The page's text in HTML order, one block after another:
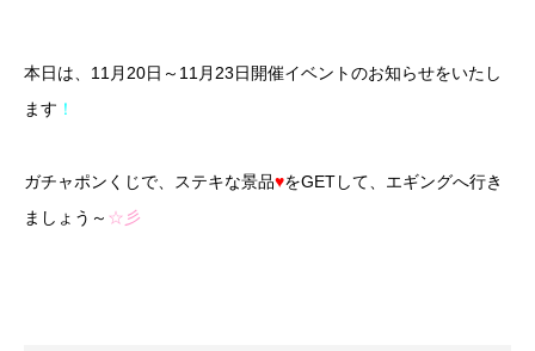
本日は、11月20日～11月23日開催イベントのお知らせをいたし
ます ！
ガチャポンくじで、ステキな景品♥をGETして、エギングへ行き
ましょう～ ☆彡